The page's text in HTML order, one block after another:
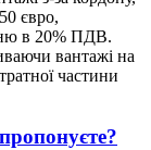
євро,
в 20% ПДВ.
вантажі на
частини